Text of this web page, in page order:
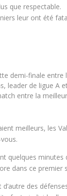
que respectable.
leur ont été
demi-finale entre
leader de ligue A
entre la
meilleurs, les
quelques minutes
dans ce premier
des